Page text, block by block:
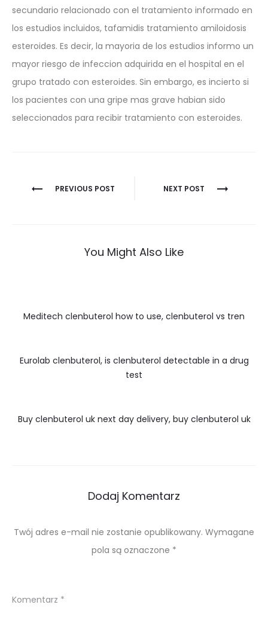
secundario relacionado con el tratamiento informado en
los estudios incluidos, tafamidis tratamiento amiloidosis
esteroides. Es decir, la mayoria de los estudios informo un
mayor riesgo de infeccion adquirida en el hospital en el
grupo tratado con esteroides. Sin embargo, es incierto si
los pacientes con una gripe mas grave habian sido
seleccionados para recibir tratamiento con esteroides.
Nawigacja
PREVIOUS POST NEXT POST
You Might Also Like
Meditech clenbuterol how to use, clenbuterol vs tren
Eurolab clenbuterol, is clenbuterol detectable in a drug
test
Buy clenbuterol uk next day delivery, buy clenbuterol uk
Dodaj Komentarz
Twój adres e-mail nie zostanie opublikowany. Wymagane
pola są oznaczone *
Komentarz *